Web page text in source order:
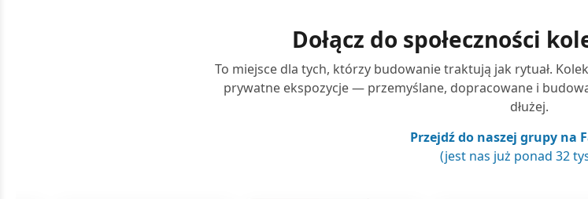
Dołącz do społeczności
To miejsce dla tych, którzy budowanie traktują jak rytuał.
prywatne ekspozycje — przemyślane, dopracowane i
dłużej.
Przejdź do naszej grupy na
(jest nas już ponad 32